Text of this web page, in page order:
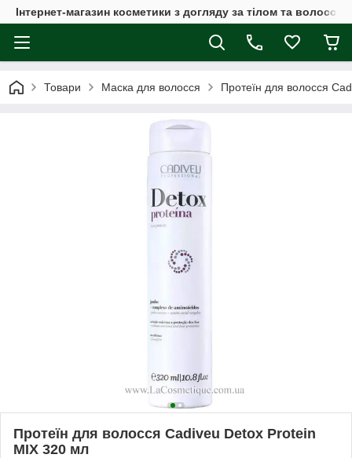
Інтернет-магазин косметики з догляду за тілом та
Товари Маска для волосся Протеїн для волосся
Протеїн для волосся Cadiveu Detox Protein
MIX 320 мл